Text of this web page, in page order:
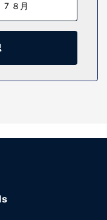
利用いただけるほ
テレビチャンネルを
、バスアメニティ
セーフティボック
話 (無料)付きの電話
ご利用いただけま
7 ８月